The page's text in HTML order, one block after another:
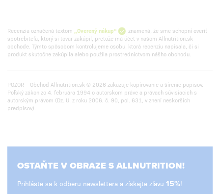
Recenzia označená textom „Overený nákup“
znamená, že sme schopní overiť
spotrebiteľa, ktorý si tovar zakúpil, pretože má účet v našom Allnutrition.sk
obchode. Týmto spôsobom kontrolujeme osobu, ktorá recenziu napísala, či si
produkt skutočne zakúpila alebo použila prostredníctvom nášho obchodu.
POZOR – Obchod Allnutrition.sk © 2026 zakazuje kopírovanie a šírenie popisov.
Poľský zákon zo 4. februára 1994 o autorskom práve a právach súvisiacich s
autorským právom (Dz. U. z roku 2006, č. 90, pol. 631, v znení neskorších
predpisov).
OSTAŇTE V OBRAZE S ALLNUTRITION!
Prihláste sa k odberu newslettera a získajte zľavu 15%!